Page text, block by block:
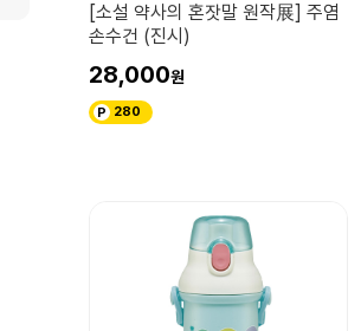
[소설 약사의 혼잣말 원작展] 주염
손수건 (진시)
28,000
280